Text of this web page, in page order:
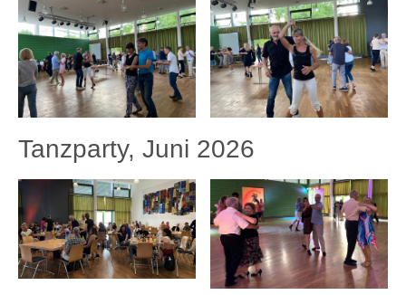
Tanzparty, Juni 2026